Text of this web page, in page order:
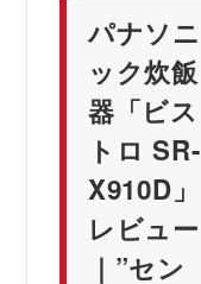
パナソニ
ック炊飯
器「ビス
トロ SR-
X910D」
レビュー
｜”セン